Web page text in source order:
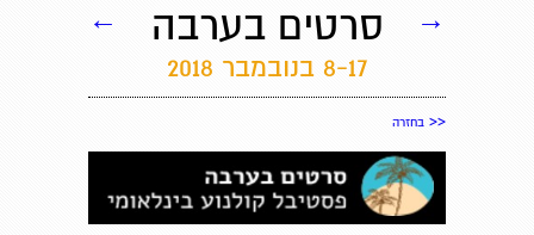
סרטים בערבה
8-17 בנובמבר 2018
← →
<< בחזרה